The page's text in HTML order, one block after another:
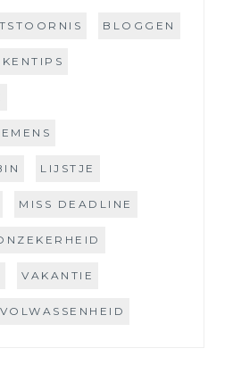
BLOGGEN
LIJSTJE
MISS DEADLINE
VAKANTIE
VOLWASSENHEID